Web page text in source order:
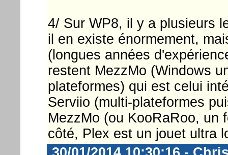
4/ Sur WP8, il y a plusieurs
il en existe énormement,
(longues années
restent MezzMo (Windows
plateformes) qui est celui
Serviio (multi-plateformes
MezzMo (ou KooRaRoo, un
côté, Plex est un jouet ultra